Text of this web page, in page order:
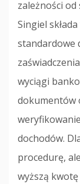
zależności
Singiel
standardowe
wyciągi
dokumentów
dochodów.
procedurę,
wyższą